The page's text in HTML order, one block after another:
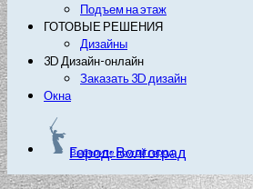
Подъем на этаж
ГОТОВЫЕ РЕШЕНИЯ
Дизайны
3D Дизайн-онлайн
Заказать 3D дизайн
Окна
Город: Волгоград
Выберите другой город